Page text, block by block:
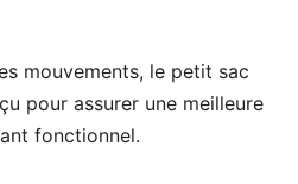
mouvements, le petit sac
pour assurer une meilleure
fonctionnel.